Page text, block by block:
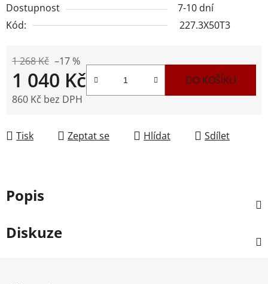
Dostupnost
7-10 dní
Kód:
227.3X50T3
1 268 Kč –17 %
1 040 Kč
860 Kč bez DPH
DO KOŠÍKU
Tisk Zeptat se Hlídat Sdílet
Popis
Diskuze